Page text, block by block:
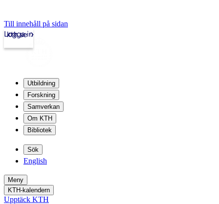
Till innehåll på sidan
kth.se
Logga in
Utbildning
Forskning
Samverkan
Om KTH
Bibliotek
Sök
English
Meny
KTH-kalendern
Upptäck KTH